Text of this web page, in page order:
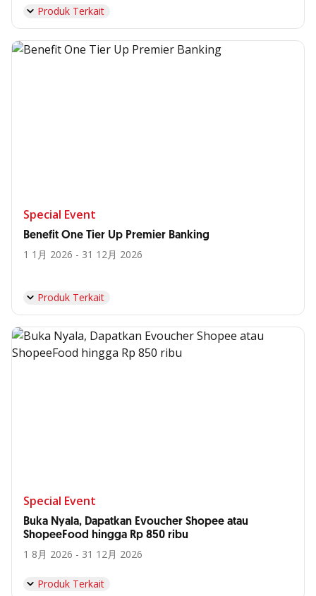
Produk Terkait
Special Event
Benefit One Tier Up Premier Banking
1 1月 2026 - 31 12月 2026
Produk Terkait
Special Event
Buka Nyala, Dapatkan Evoucher Shopee atau
ShopeeFood hingga Rp 850 ribu
1 8月 2026 - 31 12月 2026
Produk Terkait